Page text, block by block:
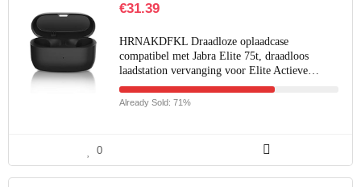
€31.39
HRNAKDFKL Draadloze oplaadcase
compatibel met Jabra Elite 75t, draadloos
laadstation vervanging voor Elite Actieve…
Already Sold: 71%
0